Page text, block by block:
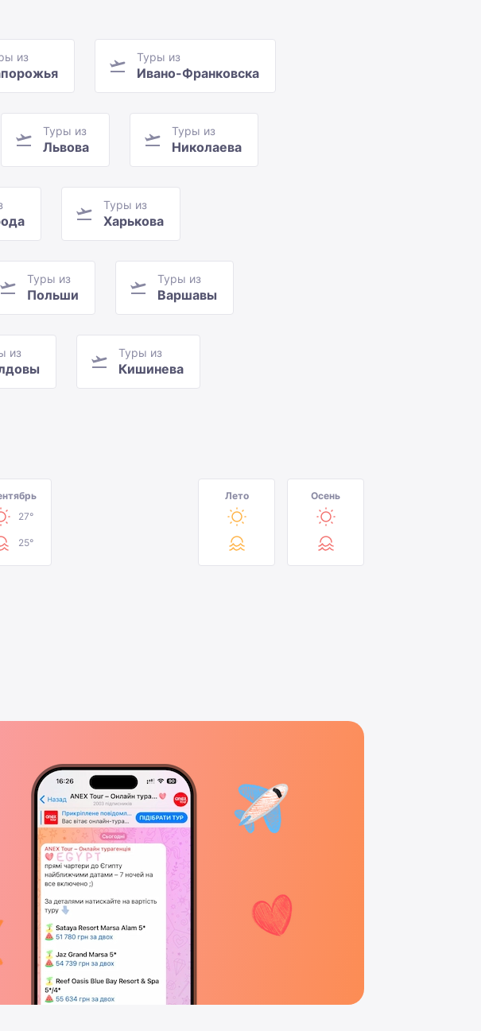
из Туры из
Ивано-Франковска
Туры из
Львова
Туры из
Николаева
Туры из
Харькова
Туры из
Польши
Туры из
Варшавы
из Туры из
Кишинева
27°
25°
Лето Осень